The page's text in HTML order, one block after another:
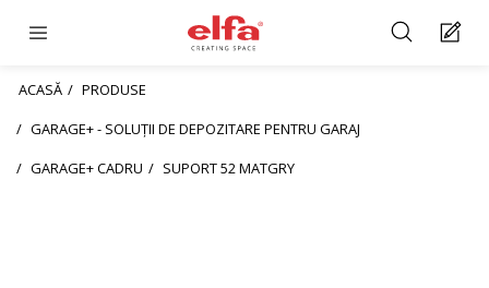
ACASĂ
PRODUSE
GARAGE+ - SOLUȚII DE DEPOZITARE PENTRU GARAJ
GARAGE+ CADRU
SUPORT 52 MATGRY